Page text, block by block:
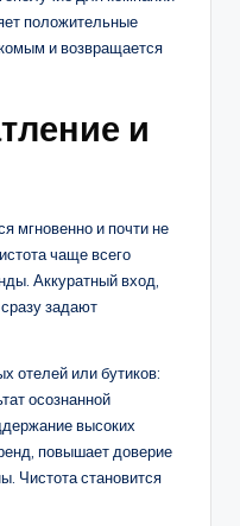
положительные
и возвращается
и
мгновенно и почти не
чаще всего
Аккуратный вход,
задают
отелей или бутиков:
осознанной
высоких
повышает доверие
Чистота становится